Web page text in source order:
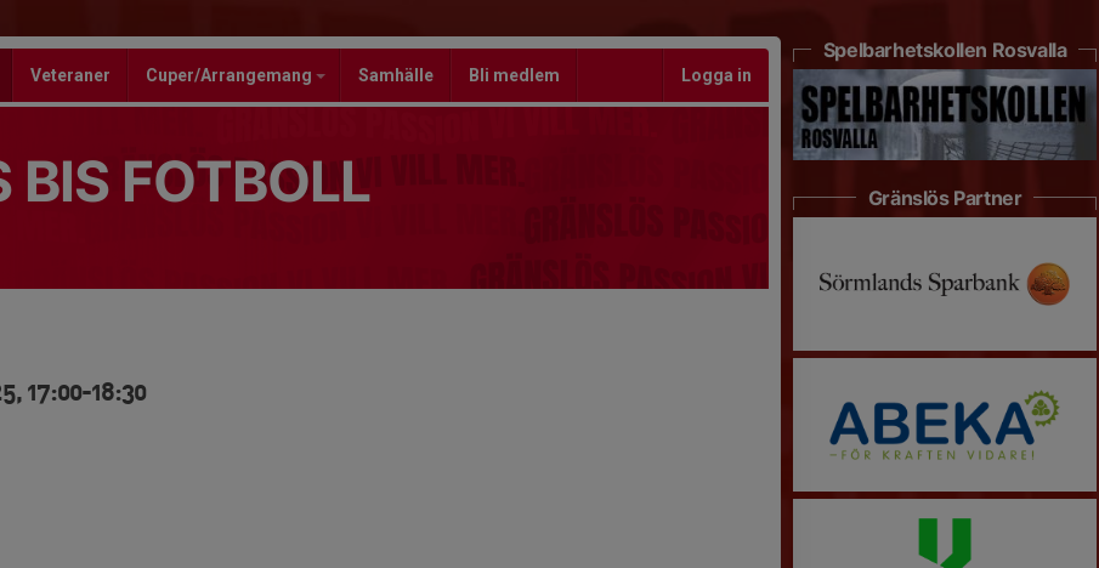
Veteraner Cuper/Arrangemang Samhälle Bli medlem Logga in
BIS FOTBOLL
17:00-18:30
Spelbarhetskollen Rosvalla
Gränslös Partner